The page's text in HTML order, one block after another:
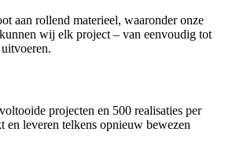
aan rollend materieel, waaronder onze
wij elk project – van eenvoudig tot
projecten en 500 realisaties per
leveren telkens opnieuw bewezen